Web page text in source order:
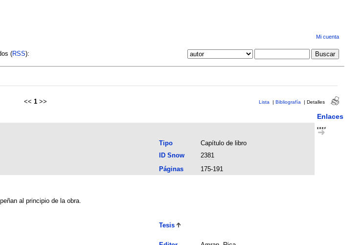
Mi cuenta
(RSS):
<< 1 >> Lista | Bibliografía | Detalles
Enlaces
Tipo
Capítulo de libro
ID Snow
2381
Páginas
175-191
al principio de la obra.
Tesis